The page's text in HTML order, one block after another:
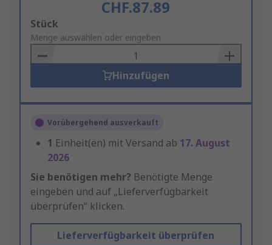
CHF.87.89
Add
to
Basket
Stück
Menge auswählen oder eingeben
Hinzufügen
Vorübergehend ausverkauft
1 Einheit(en) mit Versand ab 17. August
2026
Sie benötigen mehr? Benötigte Menge
eingeben und auf „Lieferverfügbarkeit
überprüfen“ klicken.
Lieferverfügbarkeit überprüfen